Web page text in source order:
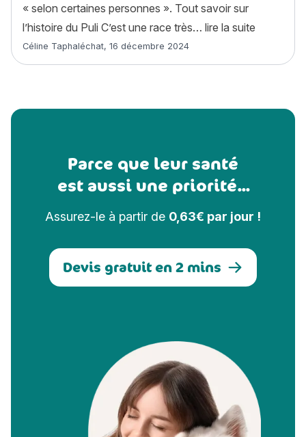
« selon certaines personnes ». Tout savoir sur
l’histoire du Puli C’est une race très… lire la suite
Article rédigé par
Céline Taphaléchat, 16 décembre 2024
Parce que leur santé
est aussi une priorité...
Assurez-le à partir de 0,63€ par jour !
Devis gratuit en 2 mins